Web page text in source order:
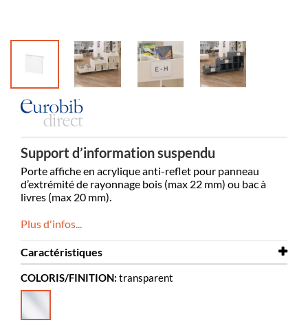
Support d’information suspendu
Porte affiche en acrylique anti-reflet pour panneau
d’extrémité de rayonnage bois (max 22 mm) ou bac à
livres (max 20 mm).
Plus d'infos...
Caractéristiques
Largeur
210 mm
Hauteur
COLORIS/FINITION: transparent